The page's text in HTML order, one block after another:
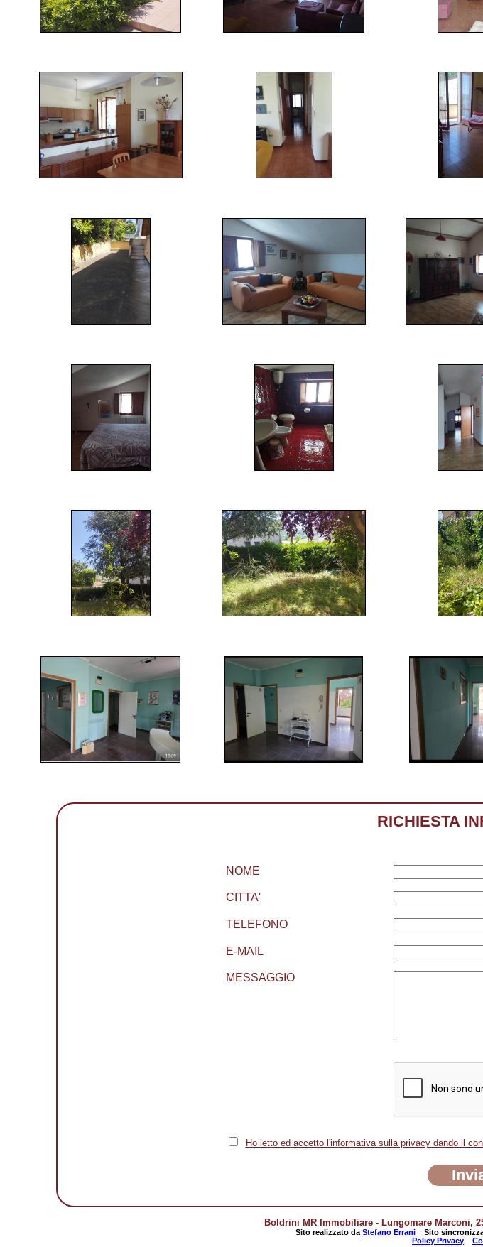
RICHIESTA
NOME
CITTA'
TELEFONO
E-MAIL
MESSAGGIO
Ho letto ed accetto l'informativa sulla privacy dando il
Boldrini MR Immobiliare - Lungomare Marconi,
Sito realizzato daStefano Errani Sito
Policy Privacy